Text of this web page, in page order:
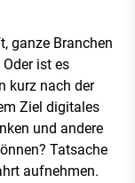
ganze Branchen
ist es
kurz nach der
Ziel digitales
und andere
Tatsache
aufnehmen.